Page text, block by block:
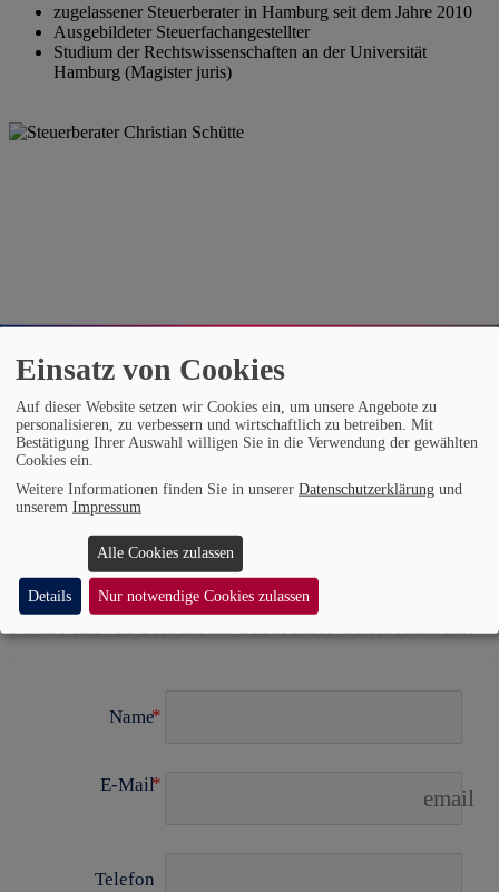
zugelassener Steuerberater in Hamburg seit dem Jahre 2010
Ausgebildeter Steuerfachangestellter
Studium der Rechtswissenschaften an der Universität
Hamburg (Magister juris)
Jetzt unverbindlich Kontakt aufnehmen!
Name
E-Mail email
Telefon
Einsatz von Cookies
Auf dieser Website setzen wir Cookies ein, um unsere Angebote zu
personalisieren, zu verbessern und wirtschaftlich zu betreiben. Mit
Bestätigung Ihrer Auswahl willigen Sie in die Verwendung der gewählten
Cookies ein.
Weitere Informationen finden Sie in unserer Datenschutzerklärung und
unserem Impressum
Details Nur notwendige Cookies zulassen
Alle Cookies zulassen